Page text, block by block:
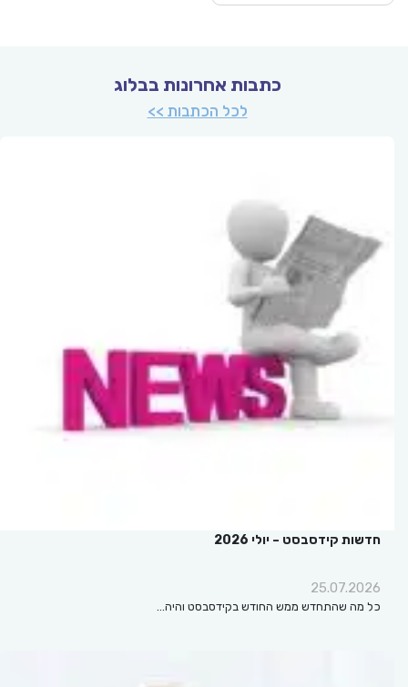
כתבות אחרונות בבלוג
לכל הכתבות >>
חדשות קידסבסט – יולי 2026
25.07.2026
כל מה שהתחדש ממש החודש בקידסבסט והיה…